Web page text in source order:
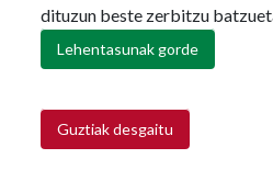
dituzun beste zerbitzu
Lehentasunak gorde
Guztiak desgaitu
Retirar consentimiento